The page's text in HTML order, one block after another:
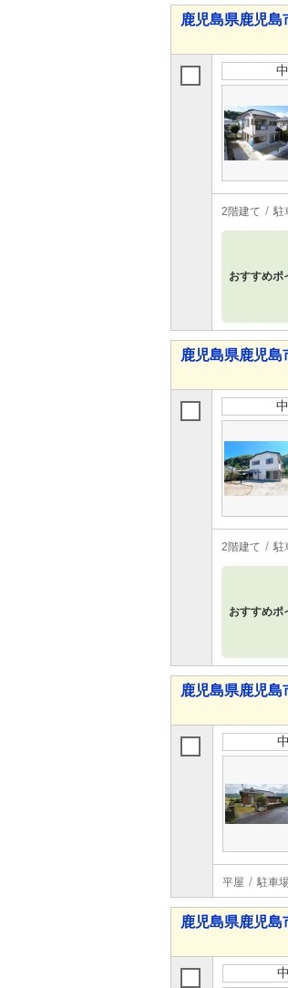
鹿児島県鹿児
2階建て 駐
おすすめポ
鹿児島県鹿児
2階建て 駐
おすすめポ
鹿児島県鹿児
平屋 駐車
鹿児島県鹿児